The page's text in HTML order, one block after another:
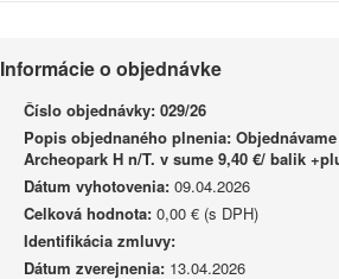
Informácie o objednávke
Číslo objednávky: 029/26
Popis objednaného plnenia:
Archeopark H n/T. v sume 9,40 €/ balik
Dátum vyhotovenia:09.04.2026
Celková hodnota:0,00 € (s DPH)
Identifikácia zmluvy:
Dátum zverejnenia:13.04.2026